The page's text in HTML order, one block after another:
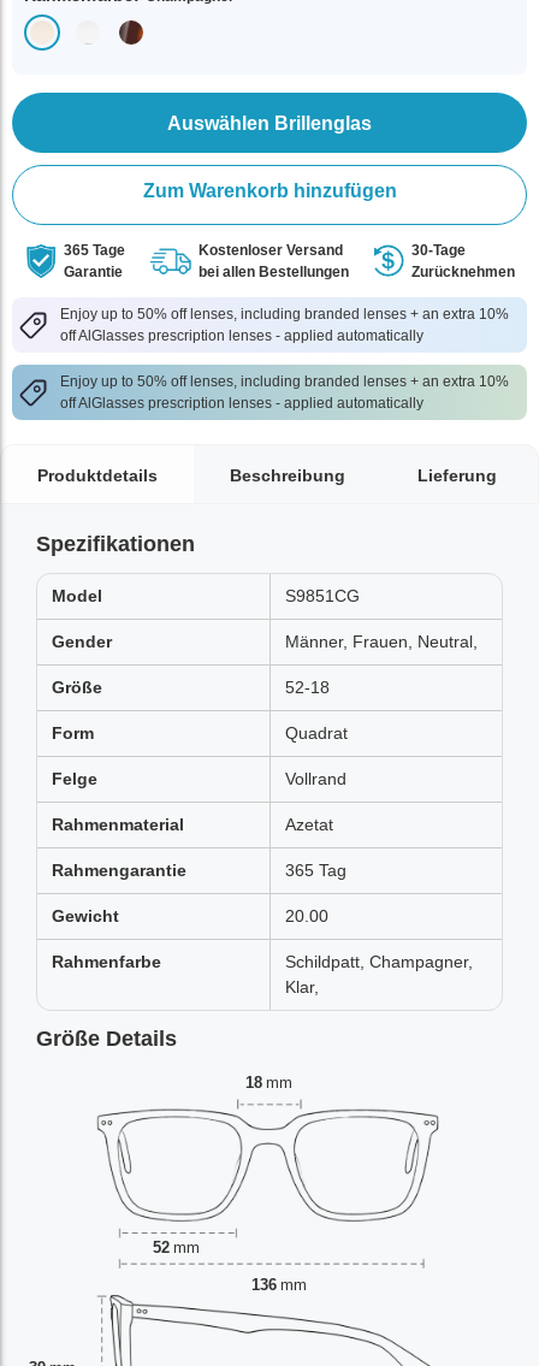
Auswählen Brillenglas
Zum Warenkorb hinzufügen
365 Tage
Garantie
Kostenloser Versand
bei allen Bestellungen
30-Tage
Zurücknehmen
Enjoy up to 50% off lenses, including branded lenses + an extra 10%
off AlGlasses prescription lenses - applied automatically
Enjoy up to 50% off lenses, including branded lenses + an extra 10%
off AlGlasses prescription lenses - applied automatically
Produktdetails Beschreibung Lieferung
Spezifikationen
Model S9851CG
Gender Männer, Frauen, Neutral,
Größe 52-18
Form Quadrat
Felge Vollrand
Rahmenmaterial Azetat
Rahmengarantie 365 Tag
Gewicht 20.00
Rahmenfarbe
Schildpatt, Champagner,
Klar,
Größe Details
18 mm
52 mm
136 mm